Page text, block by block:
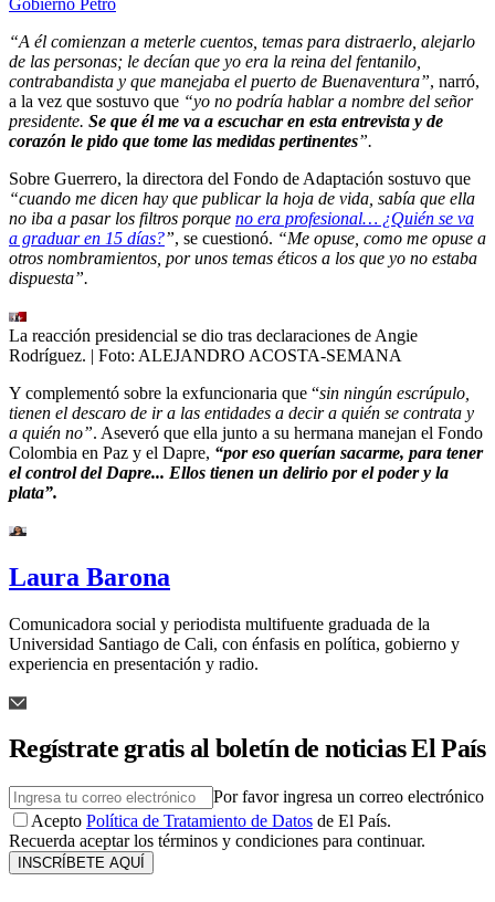
Gobierno Petro
“A él comienzan a meterle cuentos, temas para distraerlo, alejarlo
de las personas; le decían que yo era la reina del fentanilo,
contrabandista y que manejaba el puerto de Buenaventura”, narró,
a la vez que sostuvo que “yo no podría hablar a nombre del señor
presidente. Se que él me va a escuchar en esta entrevista y de
corazón le pido que tome las medidas pertinentes”.
Sobre Guerrero, la directora del Fondo de Adaptación sostuvo que
“cuando me dicen hay que publicar la hoja de vida, sabía que ella
no iba a pasar los filtros porque no era profesional… ¿Quién se va
a graduar en 15 días?”, se cuestionó. “Me opuse, como me opuse a
otros nombramientos, por unos temas éticos a los que yo no estaba
dispuesta”.
La reacción presidencial se dio tras declaraciones de Angie
Rodríguez. | Foto: ALEJANDRO ACOSTA-SEMANA
Y complementó sobre la exfuncionaria que “sin ningún escrúpulo,
tienen el descaro de ir a las entidades a decir a quién se contrata y
a quién no”. Aseveró que ella junto a su hermana manejan el Fondo
Colombia en Paz y el Dapre, “por eso querían sacarme, para tener
el control del Dapre... Ellos tienen un delirio por el poder y la
plata”.
Laura Barona
Comunicadora social y periodista multifuente graduada de la
Universidad Santiago de Cali, con énfasis en política, gobierno y
experiencia en presentación y radio.
Regístrate gratis al boletín de noticias El País
Por favor ingresa un correo electrónico
Acepto Política de Tratamiento de Datos de El País.
Recuerda aceptar los términos y condiciones para continuar.
INSCRÍBETE AQUÍ